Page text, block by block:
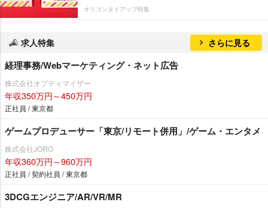
オリコンタイアップ特集
求人特集 さらに見る
経理事務/Webマーケティング・ネット広告
株式会社オプティマイザー
年収350万円～450万円
正社員 / 東京都
ゲームプロデューサー「東京/リモート併用」/ゲーム・エンタメ
株式会社JORO
年収360万円～960万円
正社員 / 契約社員 / 東京都
3DCGエンジニア/AR/VR/MR